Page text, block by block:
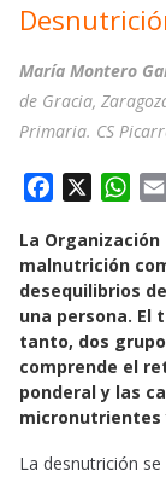
María Montero
de Gracia,
Primaria. CS
c
e
b
o
o
k
W
a
t
s
A
p
p
La Organización
malnutrición
desequilibrios
una persona. El
tanto, dos
comprende el
ponderal y las
micronutrientes
La desnutrición